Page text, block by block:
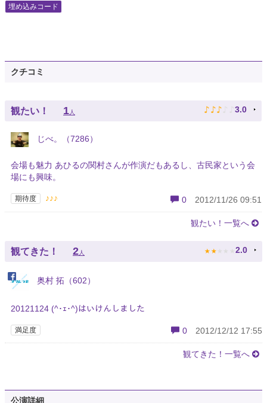
埋め込みコード
クチコミ
観たい！ 1人 ♪ ♪ ♪ ♪ ♪ 3.0
じべ。（7286）
会場も魅力 あひるの関村さんが作演だもあるし、古民家という会
場にも興味。
期待度 ♪♪♪ 0 2012/11/26 09:51
観たい！一覧へ
観てきた！ 2 人 ★ ★ ★ ★ ★ 2.0
奥村 拓（602）
20121124 (^･ｪ･^)はいけんしました
満足度 0 2012/12/12 17:55
観てきた！一覧へ
公演詳細